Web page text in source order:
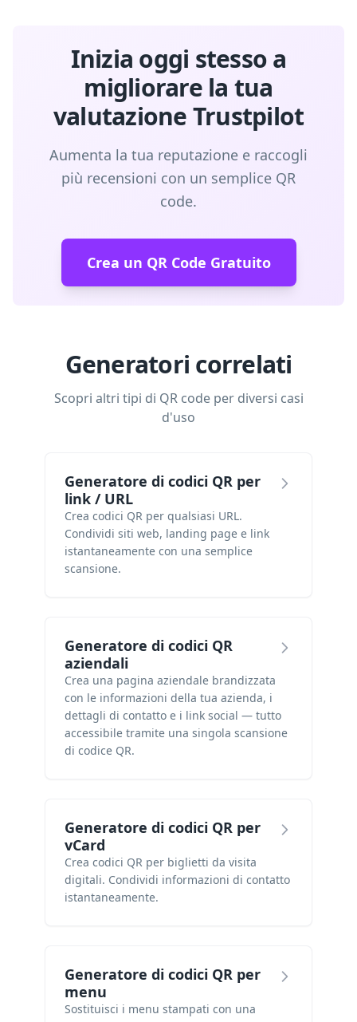
Inizia oggi stesso a
migliorare la tua
valutazione Trustpilot
Aumenta la tua reputazione e raccogli
più recensioni con un semplice QR
code.
Crea un QR Code Gratuito
Generatori correlati
Scopri altri tipi di QR code per diversi casi
d'uso
Generatore di codici QR per
link / URL
Crea codici QR per qualsiasi URL.
Condividi siti web, landing page e link
istantaneamente con una semplice
scansione.
Generatore di codici QR
aziendali
Crea una pagina aziendale brandizzata
con le informazioni della tua azienda, i
dettagli di contatto e i link social — tutto
accessibile tramite una singola scansione
di codice QR.
Generatore di codici QR per
vCard
Crea codici QR per biglietti da visita
digitali. Condividi informazioni di contatto
istantaneamente.
Generatore di codici QR per
menu
Sostituisci i menu stampati con una